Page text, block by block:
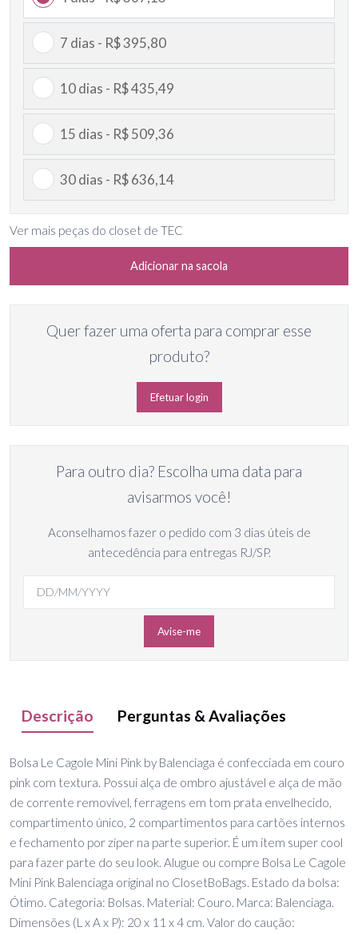
7 dias - R$ 395,80
10 dias - R$ 435,49
15 dias - R$ 509,36
30 dias - R$ 636,14
Ver mais peças do closet de TEC
Adicionar na sacola
Quer fazer uma oferta para comprar esse
produto?
Efetuar login
Para outro dia? Escolha uma data para
avisarmos você!
Aconselhamos fazer o pedido com 3 dias úteis de
antecedência para entregas RJ/SP.
Avise-me
Descrição Perguntas & Avaliações
Bolsa Le Cagole Mini Pink by Balenciaga é confecciada em couro
pink com textura. Possui alça de ombro ajustável e alça de mão
de corrente removível, ferragens em tom prata envelhecido,
compartimento único, 2 compartimentos para cartões internos
e fechamento por zíper na parte superior. É um item super cool
para fazer parte do seu look. Alugue ou compre Bolsa Le Cagole
Mini Pink Balenciaga original no ClosetBoBags. Estado da bolsa:
Ótimo. Categoria: Bolsas. Material: Couro. Marca: Balenciaga.
Dimensões (L x A x P): 20 x 11 x 4 cm. Valor do caução: